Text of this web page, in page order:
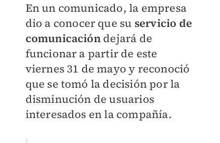
En un comunicado, la empresa
dio a conocer que su servicio de
comunicacióndejará de
funcionar a partir de este
viernes 31 de mayo y reconoció
que se tomó la decisión por la
disminución de usuarios
interesados en la compañía.